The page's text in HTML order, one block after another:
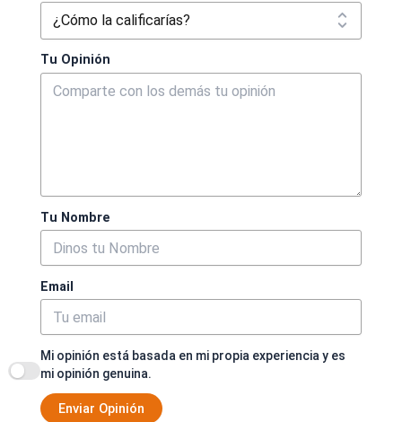
Tu Opinión
Tu Nombre
Email
Mi opinión está basada en mi propia experiencia y es
mi opinión genuina.
Enviar Opinión